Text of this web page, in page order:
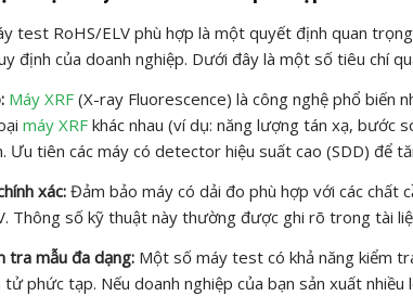
test RoHS/ELV phù hợp là một quyết định quan
định của doanh nghiệp. Dưới đây là một số tiêu chí
Máy XRF (X-ray Fluorescence) là công nghệ phổ
máy XRF khác nhau (ví dụ: năng lượng tán xạ, bước
Ưu tiên các máy có detector hiệu suất cao (SDD) để
xác: Đảm bảo máy có dải đo phù hợp với các chất
Thông số kỹ thuật này thường được ghi rõ trong tài
tra mẫu đa dạng: Một số máy test có khả năng kiểm
tử phức tạp. Nếu doanh nghiệp của bạn sản xuất